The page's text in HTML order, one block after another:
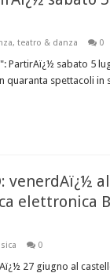
,teatro & danza 0
PartirAï¿½ sabato 5
quaranta spettacoli in
venerdAï¿½
elettronica
0
27 giugno al